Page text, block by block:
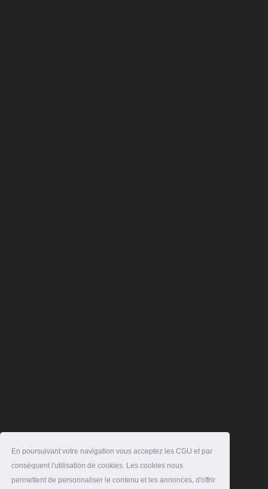
En poursuivant votre navigation vous acceptez les CGU et par
conséquent l'utilisation de cookies. Les cookies nous
permettent de personnaliser le contenu et les annonces, d'offrir